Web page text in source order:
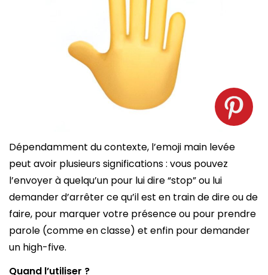
Dépendamment du contexte, l’emoji main levée
peut avoir plusieurs significations : vous pouvez
l’envoyer à quelqu’un pour lui dire “stop” ou lui
demander d’arrêter ce qu’il est en train de dire ou de
faire, pour marquer votre présence ou pour prendre
parole (comme en classe) et enfin pour demander
un high-five.
Quand l’utiliser ?